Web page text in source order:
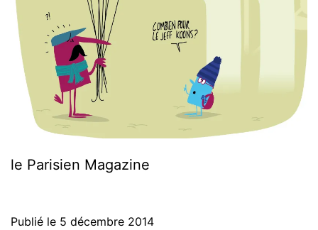
le Parisien Magazine
Publié le 5 décembre 2014